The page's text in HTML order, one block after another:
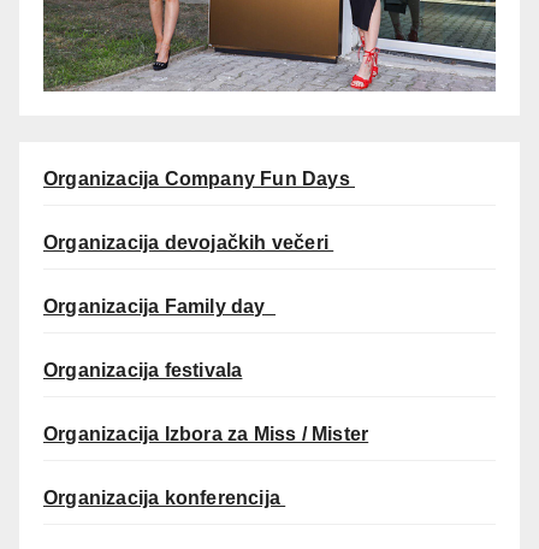
Organizacija Company Fun Days
Organizacija devojačkih večeri
Organizacija Family day
Organizacija festivala
Organizacija Izbora za Miss / Mister
Organizacija konferencija